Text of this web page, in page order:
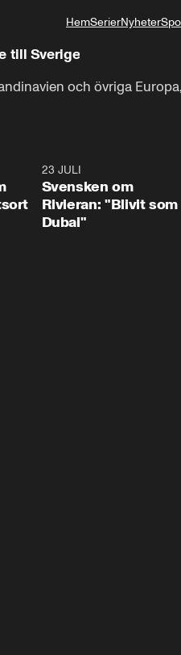
HemSerierNyheter
till Sverige
och övriga
23 JULI
Svensken om
Rivieran: "Blivit som
Dubai"